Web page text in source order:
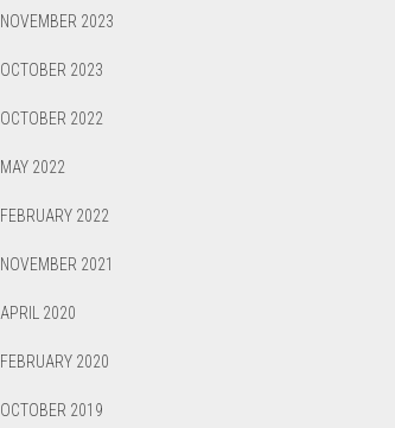
NOVEMBER 2023
OCTOBER 2023
OCTOBER 2022
MAY 2022
FEBRUARY 2022
NOVEMBER 2021
APRIL 2020
FEBRUARY 2020
OCTOBER 2019